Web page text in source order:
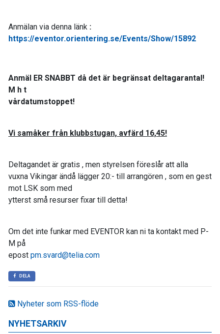
Nyheter som RSS-flöde
NYHETSARKIV
Anmälan via denna länk :
https://eventor.orientering.se/Events/Show/15892
Anmäl ER SNABBT då det är begränsat deltagarantal!
M h t
vårdatumstoppet!
Vi samåker från klubbstugan, avfärd 16,45!
Deltagandet är gratis , men styrelsen föreslår att alla
vuxna Vikingar ändå lägger 20:- till arrangören , som en gest
mot LSK som med
ytterst små resurser fixar till detta!
Om det inte funkar med EVENTOR kan ni ta kontakt med P-
M på
epost pm.svard@telia.com
DELA